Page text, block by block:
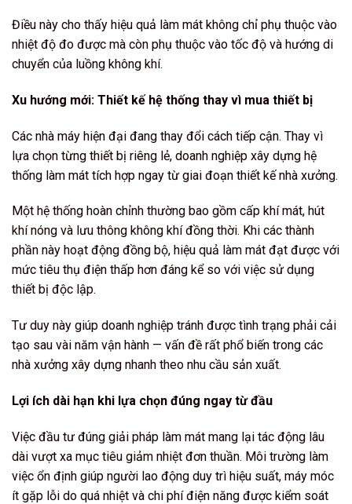
Điều này cho thấy hiệu quả làm mát không chỉ phụ thuộc vào
nhiệt độ đo được mà còn phụ thuộc vào tốc độ và hướng di
chuyển của luồng không khí.
Xu hướng mới: Thiết kế hệ thống thay vì mua thiết bị
Các nhà máy hiện đại đang thay đổi cách tiếp cận. Thay vì
lựa chọn từng thiết bị riêng lẻ, doanh nghiệp xây dựng hệ
thống làm mát tích hợp ngay từ giai đoạn thiết kế nhà xưởng.
Một hệ thống hoàn chỉnh thường bao gồm cấp khí mát, hút
khí nóng và lưu thông không khí đồng thời. Khi các thành
phần này hoạt động đồng bộ, hiệu quả làm mát đạt được với
mức tiêu thụ điện thấp hơn đáng kể so với việc sử dụng
thiết bị độc lập.
Tư duy này giúp doanh nghiệp tránh được tình trạng phải cải
tạo sau vài năm vận hành — vấn đề rất phổ biến trong các
nhà xưởng xây dựng nhanh theo nhu cầu sản xuất.
Lợi ích dài hạn khi lựa chọn đúng ngay từ đầu
Việc đầu tư đúng giải pháp làm mát mang lại tác động lâu
dài vượt xa mục tiêu giảm nhiệt đơn thuần. Môi trường làm
việc ổn định giúp người lao động duy trì hiệu suất, máy móc
ít gặp lỗi do quá nhiệt và chi phí điện năng được kiểm soát